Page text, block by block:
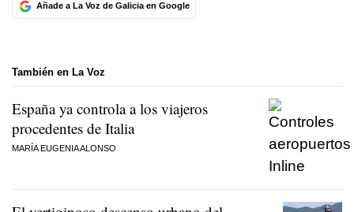
Añade a La Voz de Galicia en Google
También en La Voz
España ya controla a los viajeros
procedentes de Italia
MARÍA EUGENIA ALONSO